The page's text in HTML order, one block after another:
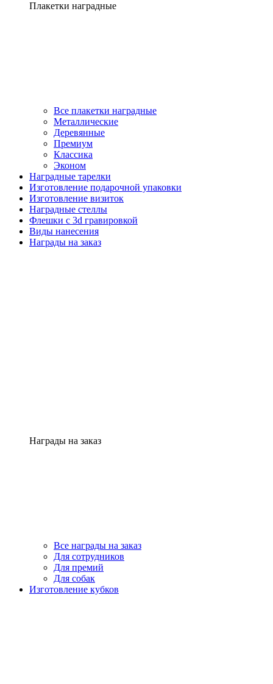
Плакетки наградные
Все плакетки наградные
Металлические
Деревянные
Премиум
Классика
Эконом
Наградные тарелки
Изготовление подарочной упаковки
Изготовление визиток
Наградные стеллы
Флешки с 3d гравировкой
Виды нанесения
Награды на заказ
Награды на заказ
Все награды на заказ
Для сотрудников
Для премий
Для собак
Изготовление кубков